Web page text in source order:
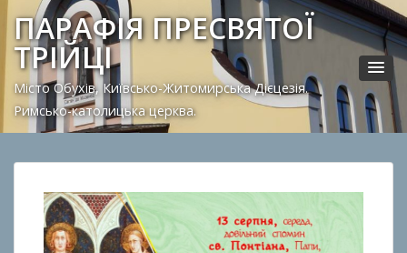
ПАРАФІЯ ПРЕСВЯТОЇ
ТРІЙЦІ
Місто Обухів, Київсько-Житомирська Дієцезія.
Римсько-католицька церква.